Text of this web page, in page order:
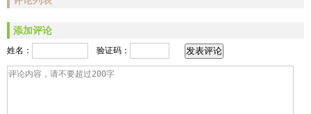
添加评论
姓名： 验证码： 发表评论
评论内容，请不要超过200字